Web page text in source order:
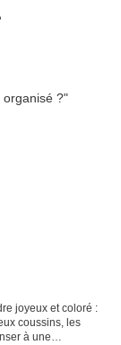
joyeux et coloré :
coussins, les
à une